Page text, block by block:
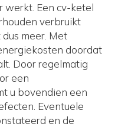
werkt. Een cv-ketel
verbruikt
meer. Met
doordat
Door regelmatig
een
u bovendien een
Eventuele
en de